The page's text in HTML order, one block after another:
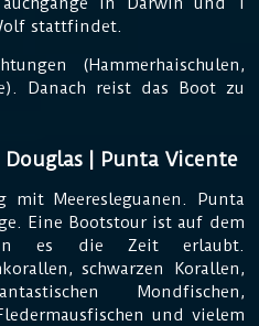
stattfindet.
(Hammerhaischulen,
Danach reist das Boot zu
| Punta Vicente
mit Meeresleguanen. Punta
Eine Bootstour ist auf dem
es die Zeit erlaubt.
schwarzen Korallen,
Mondfischen,
und vielem